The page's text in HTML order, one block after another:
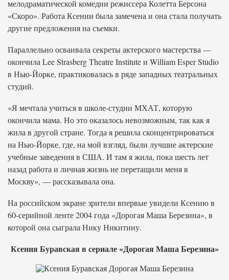
мелодраматической комедии режиссера Колетта Берсона
«Скоро». Работа Ксении была замечена и она стала получать
другие предложения на съемки.
Параллельно осваивала секреты актерского мастерства —
окончила Lee Strasberg Theatre Institute и William Esper Studio
в Нью-Йорке, практиковалась в ряде западных театральных
студий.
«Я мечтала учиться в школе-студии МХАТ, которую
окончила мама. Но это оказалось невозможным, так как я
жила в другой стране. Тогда я решила сконцентрироваться
на Нью-Йорке, где, на мой взгляд, были лучшие актерские
учебные заведения в США. И там я жила, пока шесть лет
назад работа и личная жизнь не перетащили меня в
Москву», — рассказывала она.
На российском экране зрители впервые увидели Ксению в
60-серийной ленте 2004 года «Дорогая Маша Березина», в
которой она сыграла Нику Никитину.
Ксения Буравская в сериале «Дорогая Маша Березина»